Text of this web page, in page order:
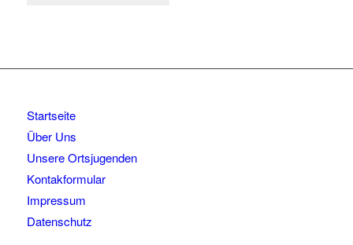
Startseite
Über Uns
Unsere Ortsjugenden
Kontakformular
Impressum
Datenschutz